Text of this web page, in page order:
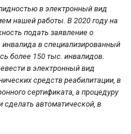
в электронный вид
нашей работы. В 2020 году на
подать заявление о
в специализированный
более 150 тыс. инвалидов.
в электронный вид
средств реабилитации, в
сертификата, а процедуру
сделать автоматической, в